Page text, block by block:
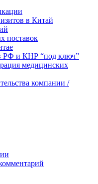
в Китай
поставок
РФ и КНР “под ключ”
медицинских
компании /